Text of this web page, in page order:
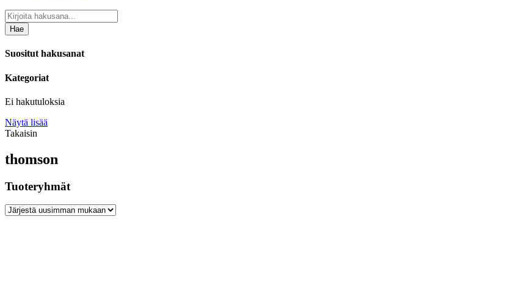
Hae
Suositut hakusanat
Kategoriat
Ei hakutuloksia
Näytä lisää
Takaisin
thomson
Tuoteryhmät